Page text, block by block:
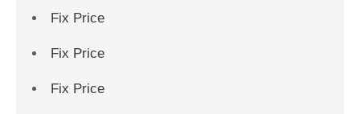
Fix Price
Fix Price
Fix Price